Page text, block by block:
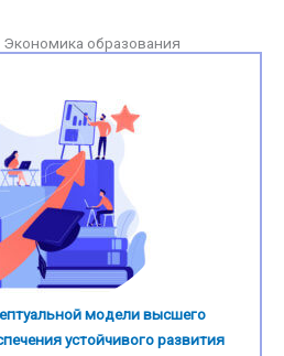
образования
модели высшего
устойчивого развития